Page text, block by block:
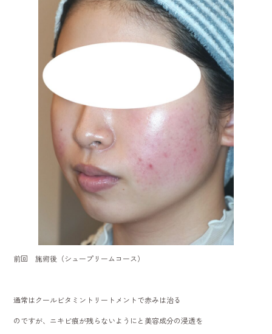
前回 施術後（シュープリームコース）
通常はクールビタミントリートメントで赤みは治る
のですが、ニキビ痕が残らないようにと美容成分の浸透を